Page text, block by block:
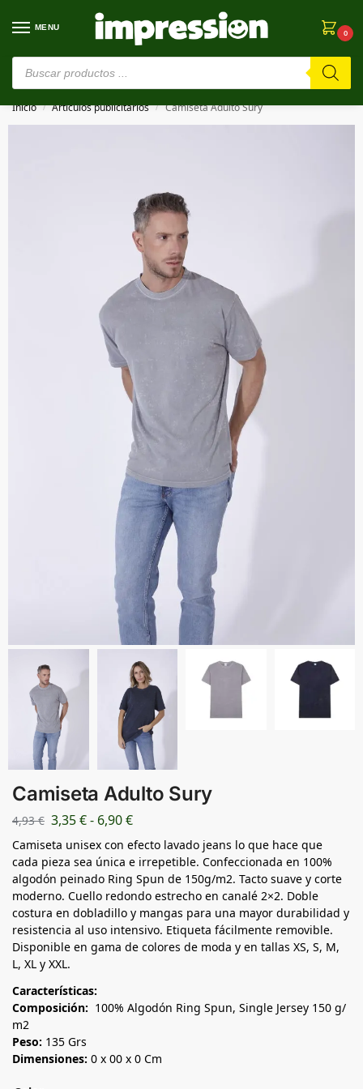
MENU
0
⚠️ Estamos en pruebas. Si algo falla, ¡Perdón!⚠️
Inicio / Artículos publicitarios / Camiseta Adulto Sury
Camiseta Adulto Sury
4,93€ 3,35€- 6,90€
Camiseta unisex con efecto lavado jeans lo que hace que
cada pieza sea única e irrepetible. Confeccionada en 100%
algodón peinado Ring Spun de 150g/m2. Tacto suave y corte
moderno. Cuello redondo estrecho en canalé 2×2. Doble
costura en dobladillo y mangas para una mayor durabilidad y
resistencia al uso intensivo. Etiqueta fácilmente removible.
Disponible en gama de colores de moda y en tallas XS, S, M,
L, XL y XXL.
Características:
Composición: 100% Algodón Ring Spun, Single Jersey 150 g/
m2
Peso: 135 Grs
Dimensiones: 0 x 00 x 0 Cm